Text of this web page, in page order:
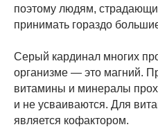
поэтому людям,
принимать гораздо
Серый кардинал многих
организме — это магний.
витамины и минералы
и не усваиваются. Для
является кофактором.